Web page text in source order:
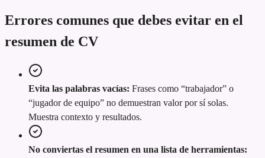
Errores comunes que debes evitar en el
resumen de CV
Evita las palabras vacías: Frases como “trabajador” o
“jugador de equipo” no demuestran valor por sí solas.
Muestra contexto y resultados.
No conviertas el resumen en una lista de herramientas: